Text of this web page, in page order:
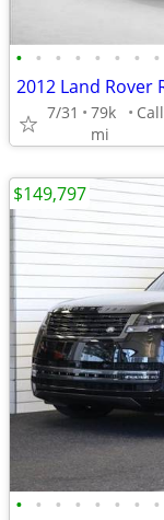
• • • • • • • •
7/31
79k
mi
• • • • • • • •
$149,797